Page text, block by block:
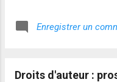
Enregistrer un
Droits d'auteur :